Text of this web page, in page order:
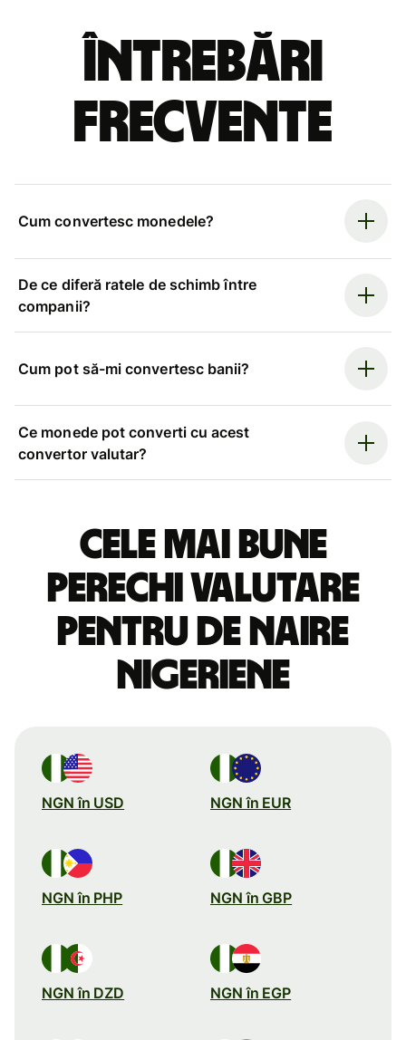
Întrebări
frecvente
Cum convertesc monedele?
De ce diferă ratele de schimb între
companii?
Cum pot să-mi convertesc banii?
Ce monede pot converti cu acest
convertor valutar?
Cele mai bune
perechi valutare
pentru de naire
nigeriene
NGN în USD NGN în EUR
NGN în PHP NGN în GBP
NGN în DZD NGN în EGP